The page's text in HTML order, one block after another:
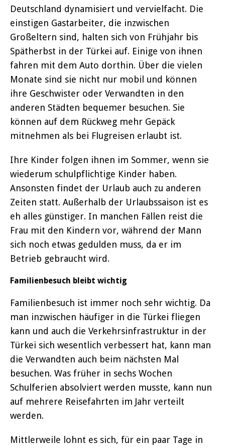
Deutschland dynamisiert und vervielfacht. Die
einstigen Gastarbeiter, die inzwischen
Großeltern sind, halten sich von Frühjahr bis
Spätherbst in der Türkei auf. Einige von ihnen
fahren mit dem Auto dorthin. Über die vielen
Monate sind sie nicht nur mobil und können
ihre Geschwister oder Verwandten in den
anderen Städten bequemer besuchen. Sie
können auf dem Rückweg mehr Gepäck
mitnehmen als bei Flugreisen erlaubt ist.
Ihre Kinder folgen ihnen im Sommer, wenn sie
wiederum schulpflichtige Kinder haben.
Ansonsten findet der Urlaub auch zu anderen
Zeiten statt. Außerhalb der Urlaubssaison ist es
eh alles günstiger. In manchen Fällen reist die
Frau mit den Kindern vor, während der Mann
sich noch etwas gedulden muss, da er im
Betrieb gebraucht wird.
Familienbesuch bleibt wichtig
Familienbesuch ist immer noch sehr wichtig. Da
man inzwischen häufiger in die Türkei fliegen
kann und auch die Verkehrsinfrastruktur in der
Türkei sich wesentlich verbessert hat, kann man
die Verwandten auch beim nächsten Mal
besuchen. Was früher in sechs Wochen
Schulferien absolviert werden musste, kann nun
auf mehrere Reisefahrten im Jahr verteilt
werden.
Mittlerweile lohnt es sich, für ein paar Tage in